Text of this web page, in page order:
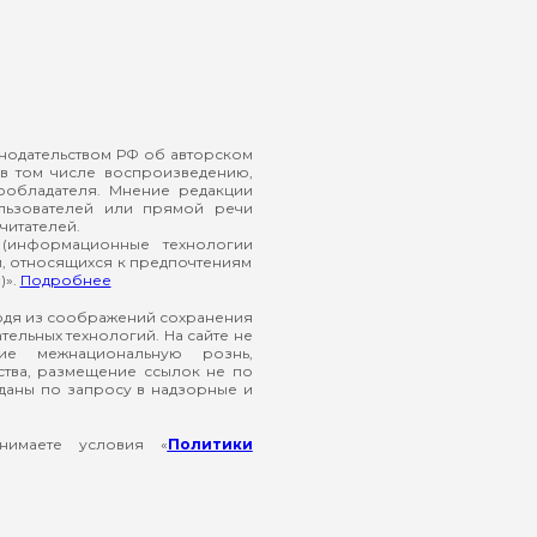
РФ об авторском
числе воспроизведению,
Мнение редакции
или прямой речи
технологии
относящихся к предпочтениям
Подробнее
из соображений сохранения
технологий. На сайте не
межнациональную рознь,
размещение ссылок не по
по запросу в надзорные и
условия «Политики